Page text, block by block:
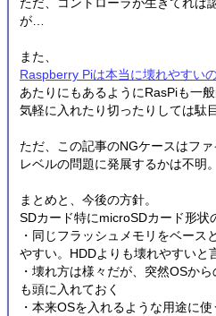
ただ、コントローラが生きてれば
が…
また、
Raspberry Piは本当に壊れやすい
あたりにもあるようにRasPiも一
気軽に入れたり切ったりしては駄
ただ、この記事のNGケースはフ
レベルの問題に発展するかは不明。
まとめと、今後の方針。
SDカード特にmicroSDカード形状
・同じフラッシュメモリをベース
やすい。HDDよりも壊れやすいと
・壊れ方は様々だが、突然OSか
も頭に入れておく
・本来OSを入れるような用途に